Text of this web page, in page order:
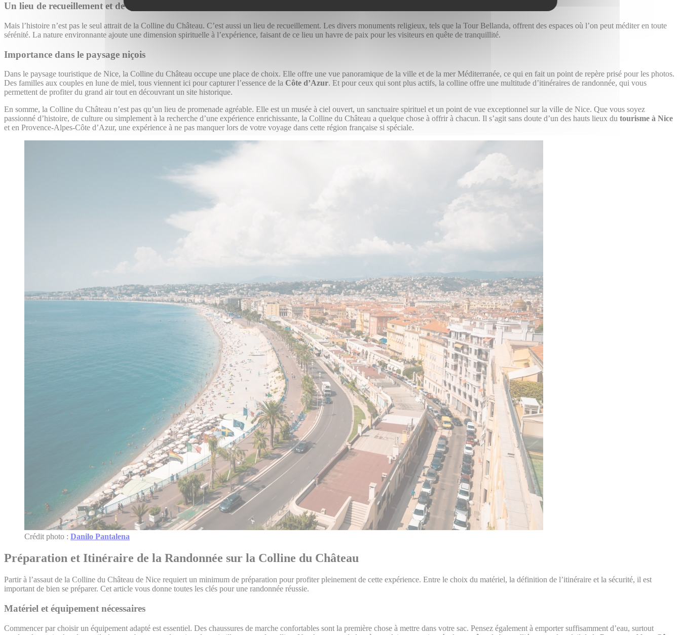
Un lieu de recueillement et de spiritualité
Mais l’histoire n’est pas le seul attrait de la Colline du Château. C’est aussi un lieu de recueillement. Les divers monuments religieux, tels que la Tour Bellanda, offrent des espaces où l’on peut méditer en toute
sérénité. La nature environnante ajoute une dimension spirituelle à l’expérience, faisant de ce lieu un havre de paix pour les visiteurs en quête de tranquillité.
Importance dans le paysage niçois
Dans le paysage touristique de Nice, la Colline du Château occupe une place de choix. Elle offre une vue panoramique de la ville et de la mer Méditerranée, ce qui en fait un point de repère prisé pour les photos.
Des familles aux couples en lune de miel, tous viennent ici pour capturer l’essence de la Côte d’Azur. Et pour ceux qui sont plus actifs, la colline offre une multitude d’itinéraires de randonnée, qui vous
permettent de profiter du grand air tout en découvrant un site historique.
En somme, la Colline du Château n’est pas qu’un lieu de promenade agréable. Elle est un musée à ciel ouvert, un sanctuaire spirituel et un point de vue exceptionnel sur la ville de Nice. Que vous soyez
passionné d’histoire, de culture ou simplement à la recherche d’une expérience enrichissante, la Colline du Château a quelque chose à offrir à chacun. Il s’agit sans doute d’un des hauts lieux du tourisme à Nice
et en Provence-Alpes-Côte d’Azur, une expérience à ne pas manquer lors de votre voyage dans cette région française si spéciale.
Crédit photo : Danilo Pantalena
Préparation et Itinéraire de la Randonnée sur la Colline du Château
Partir à l’assaut de la Colline du Château de Nice requiert un minimum de préparation pour profiter pleinement de cette expérience. Entre le choix du matériel, la définition de l’itinéraire et la sécurité, il est
important de bien se préparer. Cet article vous donne toutes les clés pour une randonnée réussie.
Matériel et équipement nécessaires
Commencer par choisir un équipement adapté est essentiel. Des chaussures de marche confortables sont la première chose à mettre dans votre sac. Pensez également à emporter suffisamment d’eau, surtout